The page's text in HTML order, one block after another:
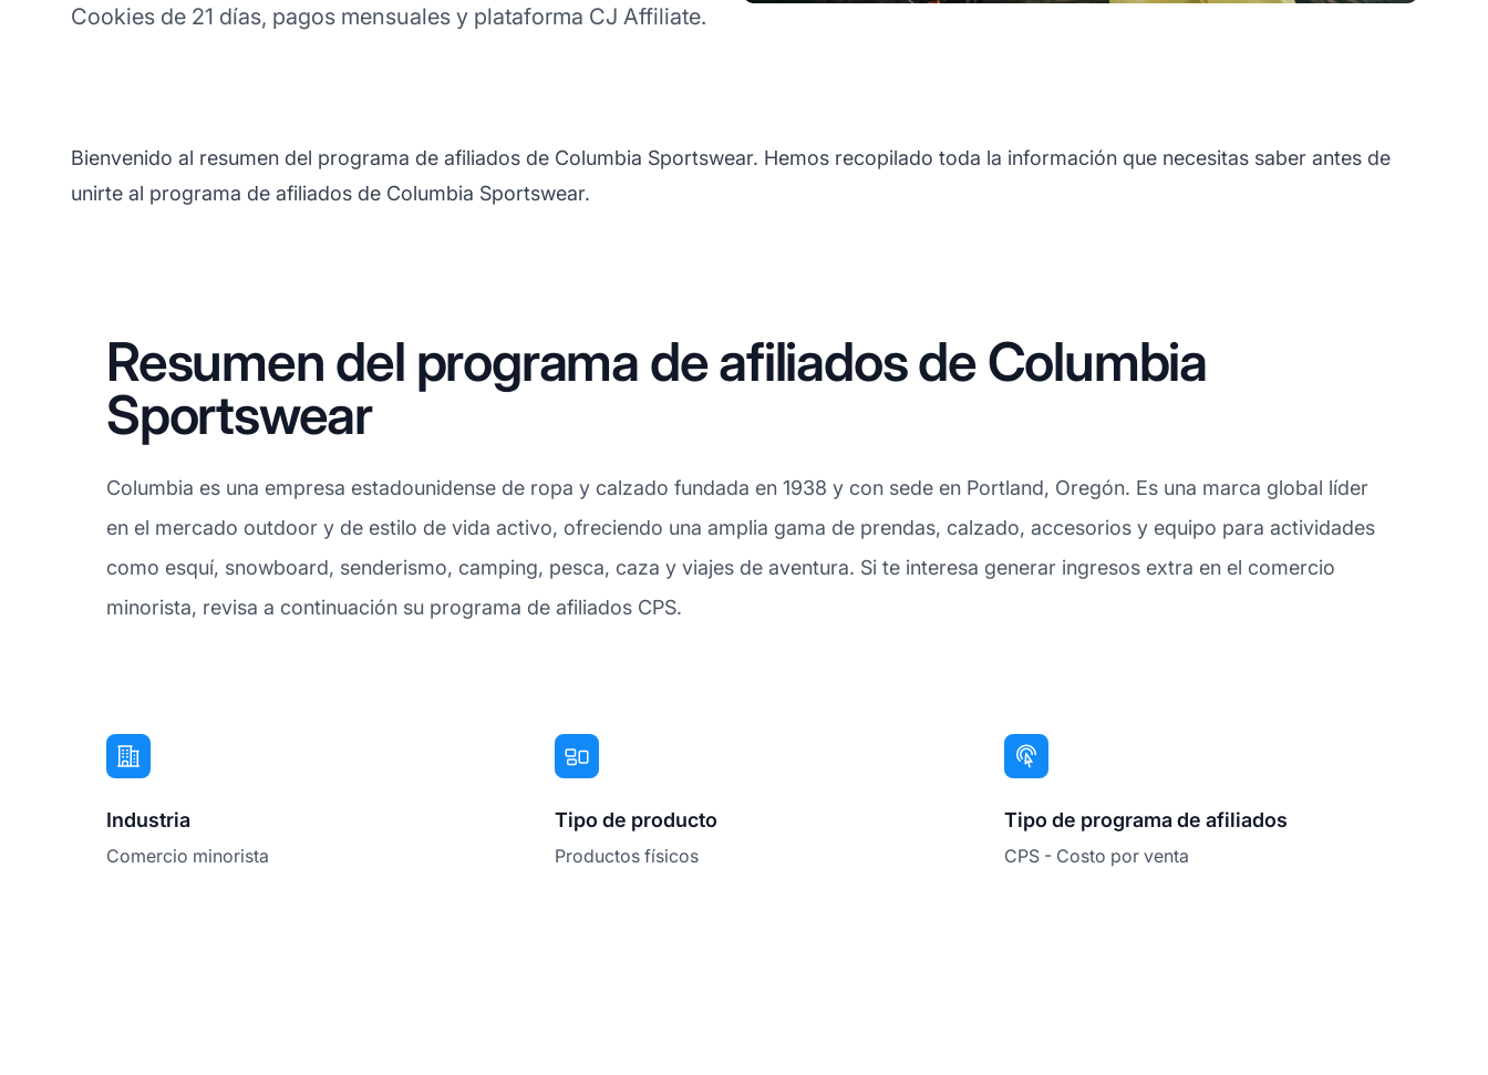
Cookies de 21 días, pagos mensuales y plataforma CJ Affiliate.
Bienvenido al resumen del programa de afiliados de Columbia Sportswear. Hemos recopilado toda la información que necesitas saber antes de
unirte al programa de afiliados de Columbia Sportswear.
Resumen del programa de afiliados de Columbia
Sportswear
Columbia es una empresa estadounidense de ropa y calzado fundada en 1938 y con sede en Portland, Oregón. Es una marca global líder
en el mercado outdoor y de estilo de vida activo, ofreciendo una amplia gama de prendas, calzado, accesorios y equipo para actividades
como esquí, snowboard, senderismo, camping, pesca, caza y viajes de aventura. Si te interesa generar ingresos extra en el comercio
minorista, revisa a continuación su programa de afiliados CPS.
Industria
Comercio minorista
Tipo de producto
Productos físicos
Tipo de programa de afiliados
CPS - Costo por venta